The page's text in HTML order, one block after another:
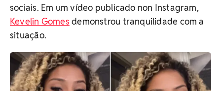
sociais. Em um vídeo publicado non Instagram,
Kevelin Gomes demonstrou tranquilidade com a
situação.